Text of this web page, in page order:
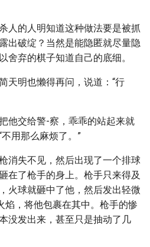
人的人明知道这种做法要是被抓
出破绽？当然是能隐匿就尽量隐
舍弃的棋子知道自己的底细。
天明也懒得再问，说道：“行
他交给警-察，乖乖的站起来就
用那么麻烦了。”
消失不见，然后出现了一个排球
在了枪手的身上。枪手只来得及
火球就砸中了他，然后发出轻微
焰，将他包裹在其中。枪手的惨
没发出来，甚至只是抽动了几